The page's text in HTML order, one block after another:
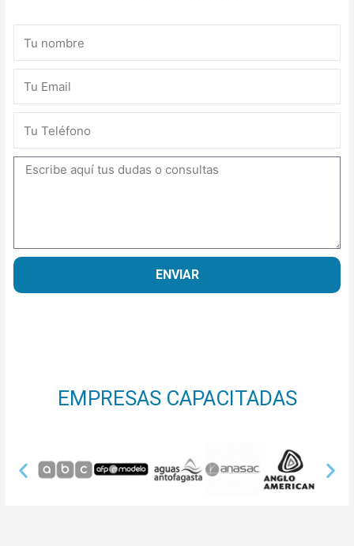
cantidad
Mensaje
ENVIAR
EMPRESAS CAPACITADAS